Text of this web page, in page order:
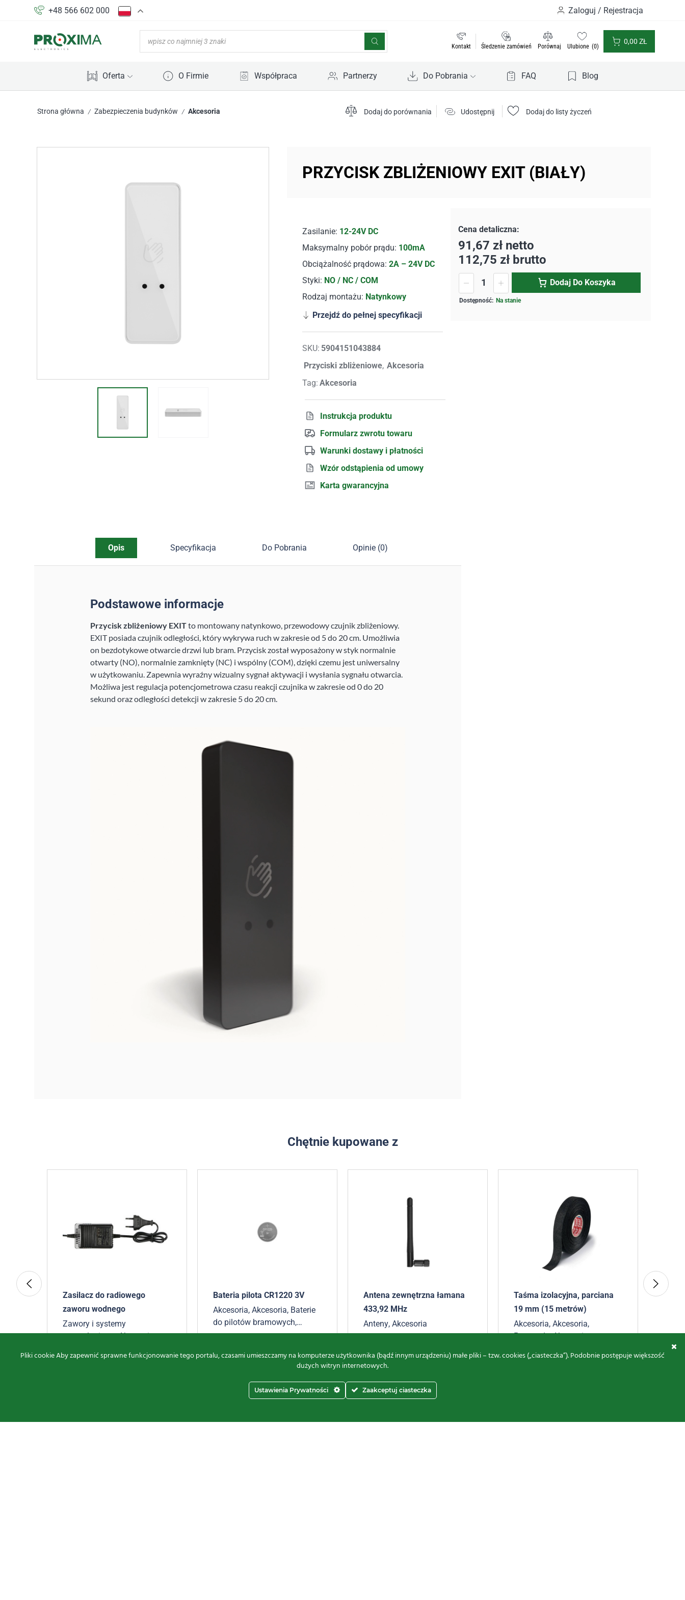
+48 566 602 000 Zaloguj / Rejestracja
Kontakt Śledzenie zamówień Porównaj Ulubione 0
0,00 ZŁ
Oferta O Firmie Współpraca Partnerzy Do Pobrania FAQ Blog
Strona główna / Zabezpieczenia budynków / Akcesoria Dodaj do porównania Udostępnij Dodaj do listy życzeń
PRZYCISK ZBLIŻENIOWY EXIT (BIAŁY)
Zasilanie: 12-24V DC
Maksymalny pobór prądu: 100mA
Obciążalność prądowa: 2A – 24V DC
Styki: NO / NC / COM
Rodzaj montażu: Natynkowy
Przejdź do pełnej specyfikacji
SKU: 5904151043884
Przyciski zbliżeniowe, Akcesoria
Tag: Akcesoria
Instrukcja produktu
Formularz zwrotu towaru
Warunki dostawy i płatności
Wzór odstąpienia od umowy
Karta gwarancyjna
91,67zł netto
112,75zł brutto
Na stanie
Dodaj Do Koszyka
Opis Specyfikacja Do Pobrania Opinie (0)
Podstawowe informacje
Przycisk zbliżeniowy EXITto montowany natynkowo, przewodowy czujnik zbliżeniowy.
EXIT posiada czujnik odległości, który wykrywa ruch w zakresie od 5 do 20 cm. Umożliwia
on bezdotykowe otwarcie drzwi lub bram. Przycisk został wyposażony w styk normalnie
otwarty (NO), normalnie zamknięty (NC) i wspólny (COM), dzięki czemu jest uniwersalny
w użytkowaniu. Zapewnia wyraźny wizualny sygnał aktywacji i wysłania sygnału otwarcia.
Możliwa jest regulacja potencjometrowa czasu reakcji czujnika w zakresie od 0 do 20
sekund oraz odległości detekcji w zakresie 5 do 20 cm.
Chętnie kupowane z
Zasilacz do radiowego
zaworu wodnego
Zawory i systemy
antyzalaniowe,Akcesoria
zł brutto
Bateria pilota CR1220 3V
Akcesoria, Akcesoria, Baterie
do pilotów bramowych,
Akcesoria,Akcesoria,
Antena zewnętrzna łamana
433,92 MHz
Anteny, Akcesoria
Taśma izolacyjna, parciana
19 mm (15 metrów)
Akcesoria, Akcesoria,
Pozostałe,Akcesoria,
16,40zł brutto
Pliki cookie Aby zapewnić sprawne funkcjonowanie tego portalu, czasami umieszczamy na komputerze użytkownika (bądź innym urządzeniu) małe pliki – tzw. cookies („ciasteczka”). Podobnie postępuje większość
dużych witryn internetowych.
Zaakceptuj ciasteczka
Ustawienia Prywatności